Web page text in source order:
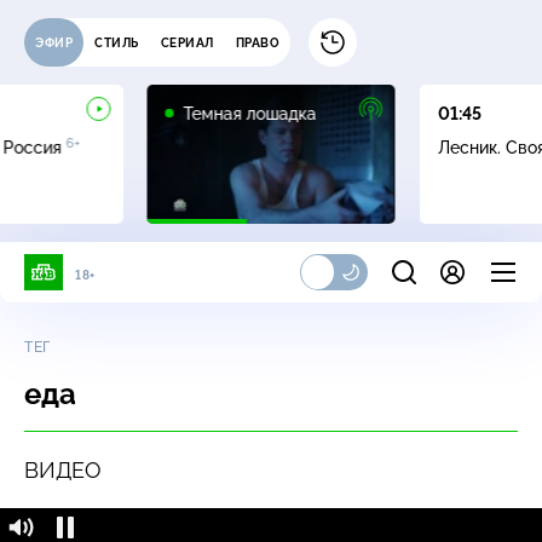
ЭФИР СТИЛЬ СЕРИАЛ ПРАВО
Россия6+
Темная лошадка
01:45
Лесник.
18+
ТЕГ
еда
ВИДЕО